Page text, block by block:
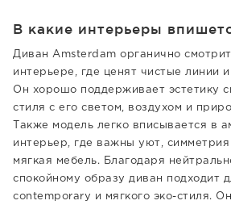
В какие интерьеры
Диван Amsterdam органично
интерьере, где ценят чистые линии
Он хорошо поддерживает эстетику
стиля с его светом, воздухом и
Также модель легко вписывается в
интерьер, где важны уют,
мягкая мебель. Благодаря
спокойному образу диван подходит
contemporary и мягкого эко-стиля.